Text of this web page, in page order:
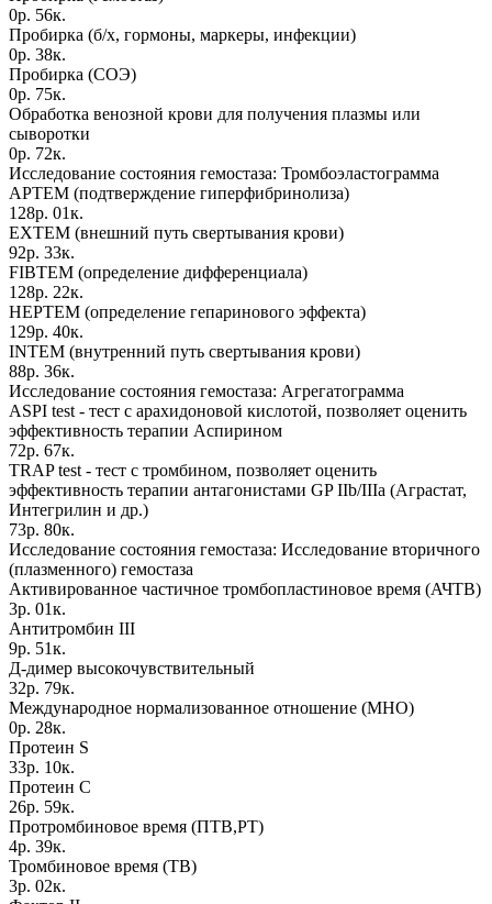
0р. 56к.
Пробирка (б/х, гормоны, маркеры, инфекции)
0р. 38к.
Пробирка (СОЭ)
0р. 75к.
Обработка венозной крови для получения плазмы или
сыворотки
0р. 72к.
Исследование состояния гемостаза: Тромбоэластограмма
APTEM (подтверждение гиперфибринолиза)
128р. 01к.
EXTEM (внешний путь свертывания крови)
92р. 33к.
FIBTEM (определение дифференциала)
128р. 22к.
HEPTEM (определение гепаринового эффекта)
129р. 40к.
INTEM (внутренний путь свертывания крови)
88р. 36к.
Исследование состояния гемостаза: Агрегатограмма
ASPI test - тест с арахидоновой кислотой, позволяет оценить
эффективность терапии Аспирином
72р. 67к.
TRAP test - тест с тромбином, позволяет оценить
эффективность терапии антагонистами GP IIb/IIIa (Аграстат,
Интегрилин и др.)
73р. 80к.
Исследование состояния гемостаза: Исследование вторичного
(плазменного) гемостаза
Активированное частичное тромбопластиновое время (АЧТВ)
3р. 01к.
Антитромбин III
9р. 51к.
Д-димер высокочувствительный
32р. 79к.
Международное нормализованное отношение (МНО)
0р. 28к.
Протеин S
33р. 10к.
Протеин С
26р. 59к.
Протромбиновое время (ПТВ,РТ)
4р. 39к.
Тромбиновое время (ТВ)
3р. 02к.